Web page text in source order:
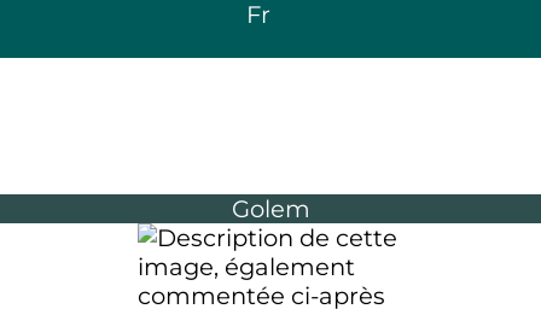
Fr
Golem